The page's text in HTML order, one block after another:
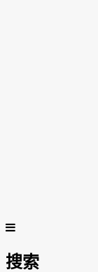
搜索